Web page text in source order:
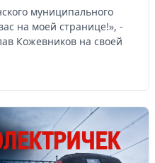
муниципального
на моей странице!», -
Кожевников на своей